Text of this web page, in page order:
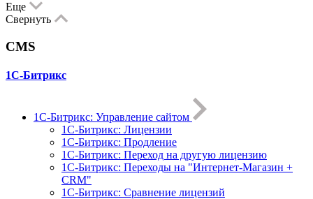
Еще
Свернуть
CMS
1С-Битрикс
1С-Битрикc: Управление сайтом
1С-Битрикc: Лицензии
1С-Битрикc: Продление
1С-Битрикc: Переход на другую лицензию
1С-Битрикc: Переходы на "Интернет-Магазин +
CRM"
1С-Битрикс: Сравнение лицензий